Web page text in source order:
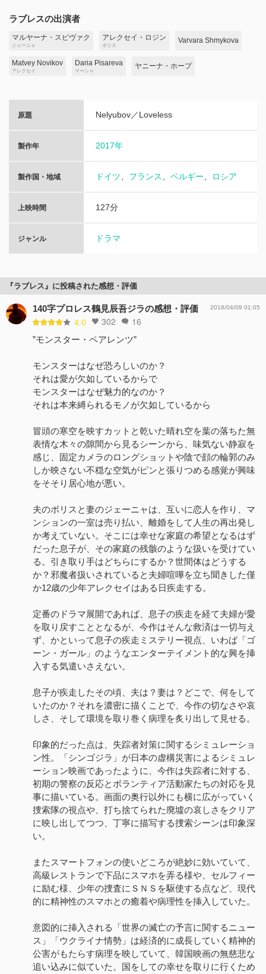
ラブレスの出演者
マルヤーナ・スピヴァク
ジェーニャ
アレクセイ・ロジン
ボリス
Varvara Shmykova
Matvey Novikov
アレクセイ
Daria Pisareva
マーシャ
ヤニーナ・ホープ
原題 Nelyubov／Loveless
製作年 2017年
製作国・地域 ドイツ フランス ベルギー ロシア
上映時間 127分
ジャンル ドラマ
『ラブレス』に投稿された感想・評価
140字プロレス鶴見辰吾ジラの感想・評価
4.0 302 16
2018/04/09 01:05
”モンスター・ペアレンツ”
モンスターはなぜ恐ろしいのか？
それは愛が欠如しているからで
モンスターはなぜ魅力的なのか？
それは本来縛られるモノが欠如しているから
冒頭の寒空を映すカットと乾いた晴れ空を葉の落ちた無
表情な木々の隙間から見るシーンから、味気ない静寂を
感じ、固定カメラのロングショットや陰で顔の輪郭のみ
しか映さない不穏な空気がピンと張りつめる感覚が興味
をそそり居心地が悪い。
夫のボリスと妻のジェーニャは、互いに恋人を作り、マ
ンションの一室は売り払い、離婚をして人生の再出発し
か考えていない。そこには幸せな家庭の希望となるはず
だった息子が、その家庭の残骸のような扱いを受けてい
る。引き取り手はどちらにするか？世間体はどうする
か？邪魔者扱いされていると夫婦喧嘩を立ち聞きした僅
か12歳の少年アレクセイはある日疾走する。
定番のドラマ展開であれば、息子の疾走を経て夫婦が愛
を取り戻すこととなるが、今作はそんな救済は一切与え
ず、かといって息子の疾走ミステリー視点、いわば「ゴ
ーン・ガール」のようなエンターテイメント的な興を挿
入する気遣いさえない。
息子が疾走したその頃、夫は？妻は？どこで、何をして
いたのか？それを濃密に描くことで、今作の切なさや哀
しさ、そして環境を取り巻く病理を炙り出して見せる。
印象的だった点は、失踪者対策に関するシミュレーショ
ン性。「シンゴジラ」が日本の虚構災害によるシミュレ
ーション映画であったように、今作は失踪者に対する、
初期の警察の反応とボランティア活動家たちの対応を見
事に描いている。画面の奥行以外にも横に広がっていく
捜索隊の視点や、打ち捨てられた廃墟の哀しさをクリア
に映し出してつつ、丁寧に描写する捜索シーンは印象深
い。
またスマートフォンの使いどころが絶妙に効いていて、
高級レストランで下品にスマホを弄る様や、セルフィー
に励む様、少年の捜査にＳＮＳを駆使する点など、現代
的に精神性のスマホとの癒着や病理性を挿入していた。
意図的に挿入される「世界の滅亡の予言に関するニュー
ス」「ウクライナ情勢」は経済的に成長していく精神的
公害がもたらす病理を映していて、韓国映画の無慈悲な
追い込みに似ていた。国をしての幸せを取りに行くため